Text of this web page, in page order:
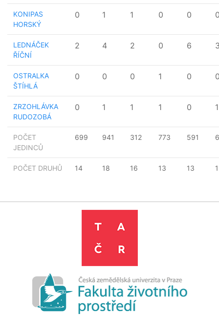
POČET
JEDINCŮ
699 941 312 773 591
POČET DRUHŮ 14 18 16 13 13
KONIPAS
HORSKÝ
0 1 1 0 0
LEDNÁČEK
ŘÍČNÍ
2 4 2 0 6
OSTRALKA
ŠTÍHLÁ
0 0 0 1 0
ZRZOHLÁVKA
RUDOZOBÁ
0 1 1 1 0 1